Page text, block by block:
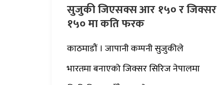
सुजुकी जिएसक्स आर १५० र जिक्सर
१५० मा कति फरक
काठमाडौं । जापानी कम्पनी सुजुकीले
भारतमा बनाएको जिक्सर सिरिज नेपालमा